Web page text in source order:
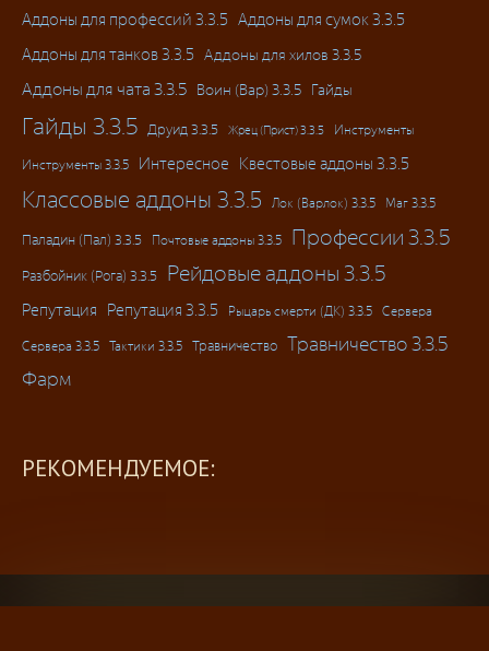
Аддоны для профессий 3.3.5 Аддоны для сумок 3.3.5
Аддоны для танков 3.3.5 Аддоны для хилов 3.3.5
Аддоны для чата 3.3.5 Воин (Вар) 3.3.5 Гайды
Гайды 3.3.5 Друид 3.3.5 Жрец (Прист) 3.3.5 Инструменты
Инструменты 3.3.5 Интересное Квестовые аддоны 3.3.5
Классовые аддоны 3.3.5 Лок (Варлок) 3.3.5 Маг 3.3.5
Паладин (Пал) 3.3.5 Почтовые аддоны 3.3.5 Профессии 3.3.5
Разбойник (Рога) 3.3.5 Рейдовые аддоны 3.3.5
Репутация Репутация 3.3.5 Рыцарь смерти (ДК) 3.3.5 Сервера
Сервера 3.3.5 Тактики 3.3.5 Травничество Травничество 3.3.5
Фарм
РЕКОМЕНДУЕМОЕ: